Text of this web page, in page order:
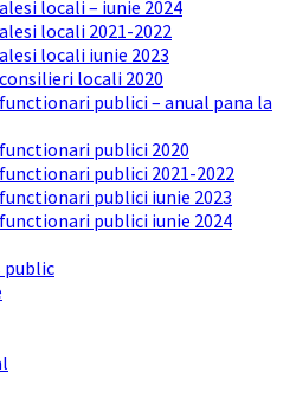
locali – iunie 2024
locali 2021-2022
locali iunie 2023
locali 2020
publici – anual pana la
publici 2020
publici 2021-2022
publici iunie 2023
publici iunie 2024
public